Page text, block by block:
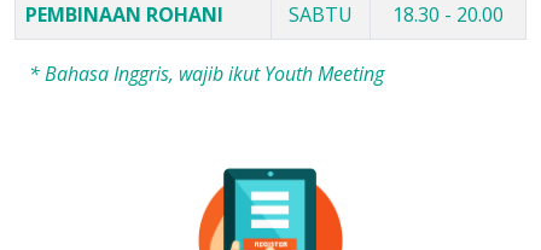
PEMBINAAN ROHANI
SABTU 18.30 - 20.00
* Bahasa Inggris, wajib ikut Youth Meeting